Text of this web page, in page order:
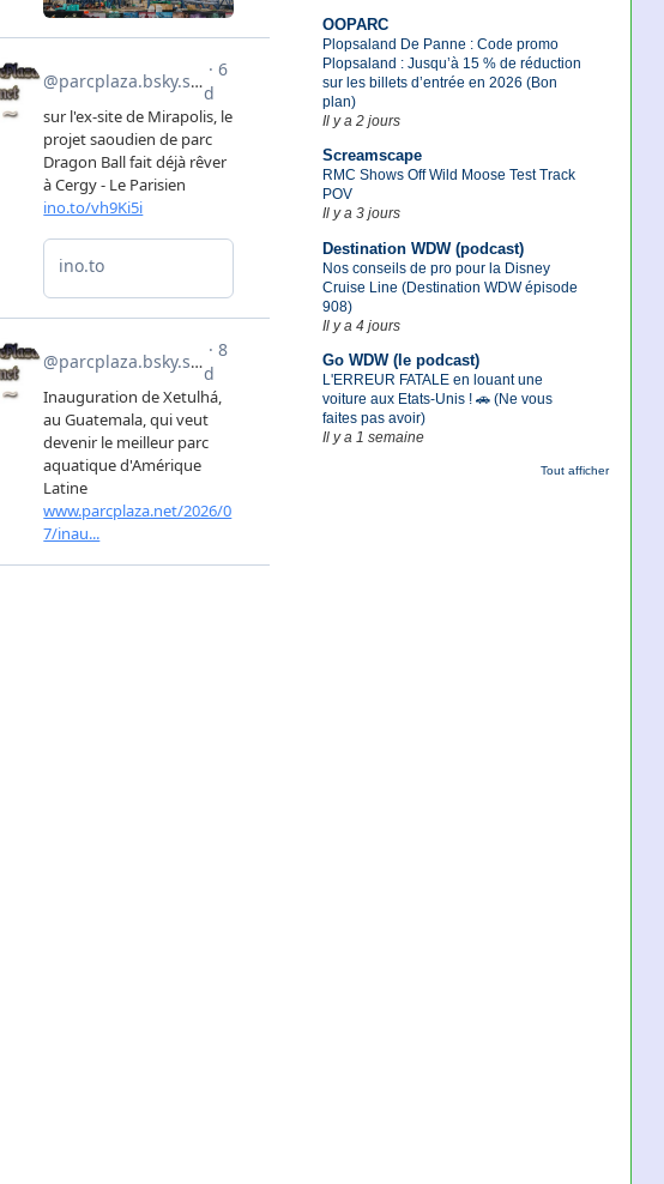
OOPARC
Plopsaland De Panne : Code promo
Plopsaland : Jusqu’à 15 % de réduction
sur les billets d’entrée en 2026 (Bon
plan)
Il y a 2 jours
Screamscape
RMC Shows Off Wild Moose Test Track
POV
Il y a 3 jours
Destination WDW (podcast)
Nos conseils de pro pour la Disney
Cruise Line (Destination WDW épisode
908)
Il y a 4 jours
Go WDW (le podcast)
L'ERREUR FATALE en louant une
voiture aux Etats-Unis ! 🚗 (Ne vous
faites pas avoir)
Il y a 1 semaine
Tout afficher